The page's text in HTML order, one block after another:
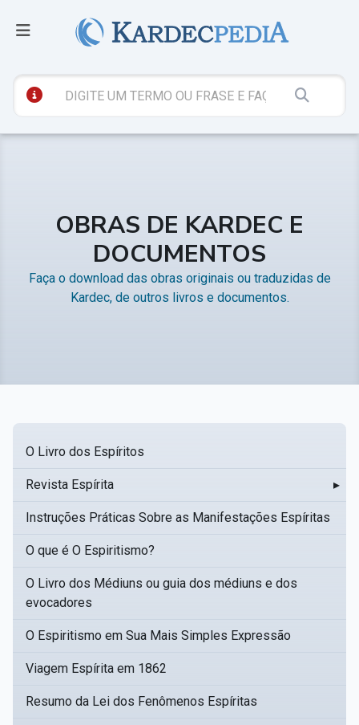
OBRAS DE KARDEC E
DOCUMENTOS
Faça o download das obras originais ou traduzidas de
Kardec, de outros livros e documentos.
O Livro dos Espíritos
Revista Espírita ▸
Instruções Práticas Sobre as Manifestações Espíritas
O que é O Espiritismo?
O Livro dos Médiuns ou guia dos médiuns e dos
evocadores
O Espiritismo em Sua Mais Simples Expressão
Viagem Espírita em 1862
Resumo da Lei dos Fenômenos Espíritas